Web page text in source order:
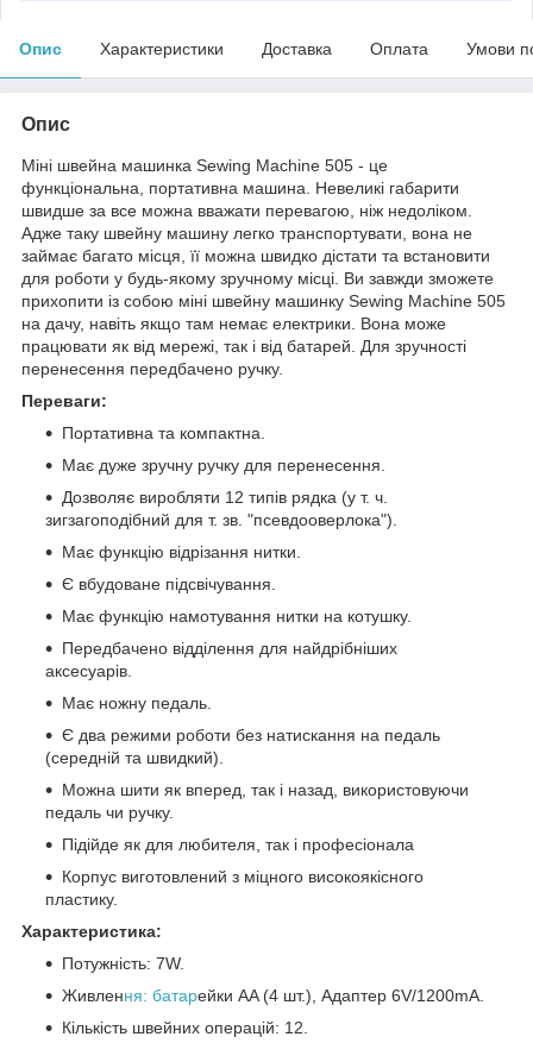
Опис Характеристики Доставка Оплата Умови
Опис
Міні швейна машинка Sewing Machine 505 - це
функціональна, портативна машина. Невеликі габарити
швидше за все можна вважати перевагою, ніж недоліком.
Адже таку швейну машину легко транспортувати, вона не
займає багато місця, її можна швидко дістати та встановити
для роботи у будь-якому зручному місці. Ви завжди зможете
прихопити із собою міні швейну машинку Sewing Machine 505
на дачу, навіть якщо там немає електрики. Вона може
працювати як від мережі, так і від батарей. Для зручності
перенесення передбачено ручку.
Переваги:
Портативна та компактна.
Має дуже зручну ручку для перенесення.
Дозволяє виробляти 12 типів рядка (у т. ч.
зигзагоподібний для т. зв. "псевдооверлока").
Має функцію відрізання нитки.
Є вбудоване підсвічування.
Має функцію намотування нитки на котушку.
Передбачено відділення для найдрібніших
аксесуарів.
Має ножну педаль.
Є два режими роботи без натискання на педаль
(середній та швидкий).
Можна шити як вперед, так і назад, використовуючи
педаль чи ручку.
Підійде як для любителя, так і професіонала
Корпус виготовлений з міцного високоякісного
пластику.
Характеристика:
Потужність: 7W.
Живлення: батарейки AA (4 шт.), Адаптер 6V/1200mA.
Кількість швейних операцій: 12.